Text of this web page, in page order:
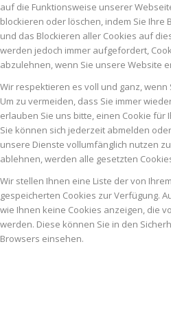
auf die Funktionsweise unserer
blockieren oder löschen, indem Sie
und das Blockieren aller Cookies auf
werden jedoch immer aufgefordert,
abzulehnen, wenn Sie unsere Website
Wir respektieren es voll und ganz,
Um zu vermeiden, dass Sie immer
erlauben Sie uns bitte, einen Cookie für
Sie können sich jederzeit abmelden
unsere Dienste vollumfänglich nutzen
ablehnen, werden alle gesetzten
Wir stellen Ihnen eine Liste der von
gespeicherten Cookies zur Verfügung.
wie Ihnen keine Cookies anzeigen, die
werden. Diese können Sie in den
Browsers einsehen.